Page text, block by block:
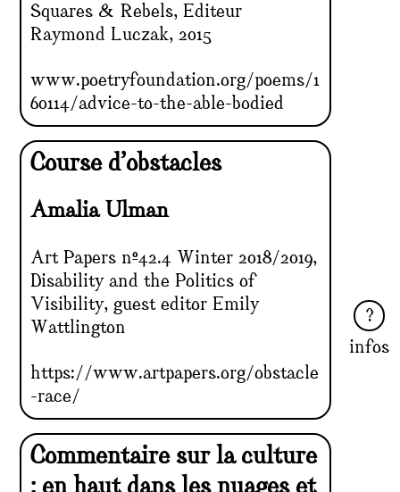
Squares & Rebels, Editeur
Raymond Luczak, 2015
www.poetryfoundation.org/poems/1
60114/advice-to-the-able-bodied
Course d’obstacles
Amalia Ulman
Art Papers n°42.4 Winter 2018/2019,
Disability and the Politics of
Visibility, guest editor Emily
Wattlington
https://www.artpapers.org/obstacle
-race/
Commentaire sur la culture
infos